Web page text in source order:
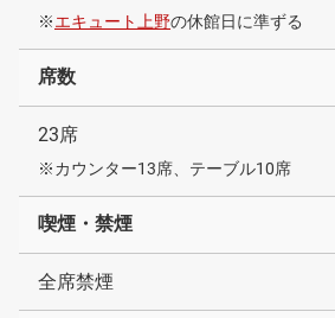
※エキュート上野の休館日に準ずる
席数
23席
※カウンター13席、テーブル10席
喫煙・禁煙
全席禁煙